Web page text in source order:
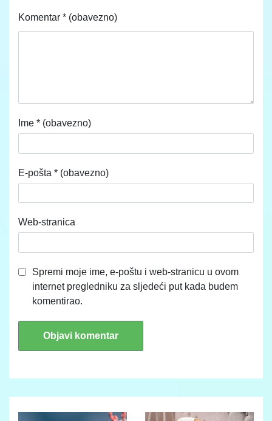
Komentar * (obavezno)
Ime * (obavezno)
E-pošta * (obavezno)
Web-stranica
Spremi moje ime, e-poštu i web-stranicu u ovom
internet pregledniku za sljedeći put kada budem
komentirao.